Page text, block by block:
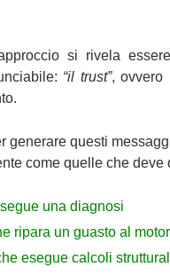
si rivela
“il trust”, ovvero
generare questi
come quelle che
una diagnosi
ripara un guasto al
esegue calcoli